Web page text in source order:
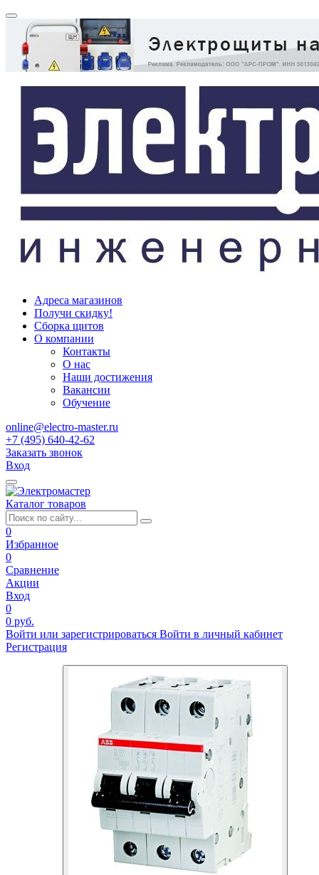
Адреса магазинов
Получи скидку!
Сборка щитов
О компании
Контакты
О нас
Наши достижения
Вакансии
Обучение
online@electro-master.ru
+7 (495) 640-42-62
Заказать звонок
Вход
Каталог товаров
0
Избранное
0
Сравнение
Акции
Вход
0
0 руб.
Войти или зарегистрироваться Войти в личный кабинет
Регистрация